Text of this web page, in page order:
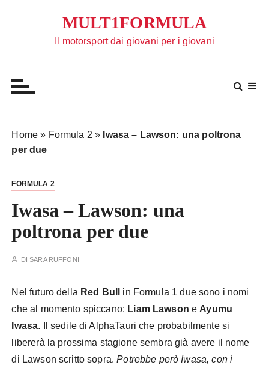
MULT1FORMULA
Il motorsport dai giovani per i giovani
Home » Formula 2 » Iwasa – Lawson: una poltrona
per due
FORMULA 2
Iwasa – Lawson: una
poltrona per due
DISARA RUFFONI
Nel futuro della Red Bull in Formula 1 due sono i nomi
che al momento spiccano: Liam Lawson e Ayumu
Iwasa. Il sedile di AlphaTauri che probabilmente si
libererà la prossima stagione sembra già avere il nome
di Lawson scritto sopra.Potrebbe però Iwasa, con i